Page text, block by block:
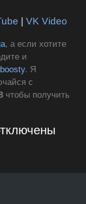
|VK Video
, а если хотите
и
. Я
с
чтобы получить